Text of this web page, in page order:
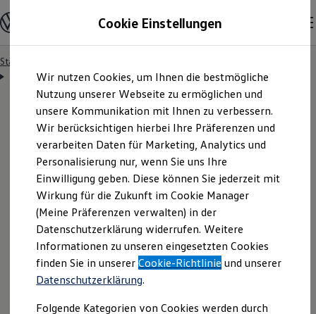
Hauptinhalt
springen
Footer
springen
Modelle & Konfigurator
Nutzfahrzeugkategorien entdecken
Modelle konfigurieren
Vorgängermodelle und Oldtimer
Vorgängermodelle
Oldtimer
Bulli Historie
Branchenlösungen & Gewerbekunden
Umbaulösungen und Hersteller finden
Auf- und Umbauten entdecken & konfigurieren
Groß- und Sonderkunden
Großkunden
Kommunen & Behörden
Journalisten
Sportvereine
Branchenlösungen
Bau & Handwerk
Gewerbliche Personenbeförderung
Service & mobile Werkstätten
Kurier, Logistik & Handel
Feuerwehr
Startseite
Servicetermin anfragen
Servicetermin bequem
online anfragen
Nutzen Sie unser Onlineformular, um schnell und
unkompliziert einen Servicetermin bei Ihrem
Volkswagen NutzfahrzeugePartner anzufragen.
Cookie Einstellungen
Wir nutzen Cookies, um Ihnen die bestmögliche
Nutzung unserer Webseite zu ermöglichen und
unsere Kommunikation mit Ihnen zu verbessern.
Wir berücksichtigen hierbei Ihre Präferenzen und
verarbeiten Daten für Marketing, Analytics und
Personalisierung nur, wenn Sie uns Ihre
Einwilligung geben. Diese können Sie jederzeit mit
Wirkung für die Zukunft im Cookie Manager
(Meine Präferenzen verwalten) in der
Datenschutzerklärung widerrufen. Weitere
Informationen zu unseren eingesetzten Cookies
finden Sie in unsererCookie-Richtlinie und unserer
Datenschutzerklärung.
Folgende Kategorien von Cookies werden durch